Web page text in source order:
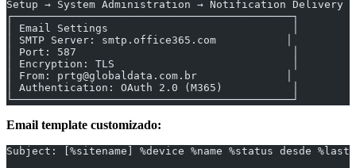
Setup → System Administration → Notification Delivery
┌────────────────────────────────────────────┐
│ Email Settings                             │
│ SMTP Server: smtp.office365.com           │
│ Port: 587                                  │
│ Encryption: TLS                            │
│ From: prtg@globaldata.com.br              │
│ Authentication: OAuth 2.0 (M365)           │
└────────────────────────────────────────────┘
Email template customizado:
Subject: [%sitename] %device %name %status desde